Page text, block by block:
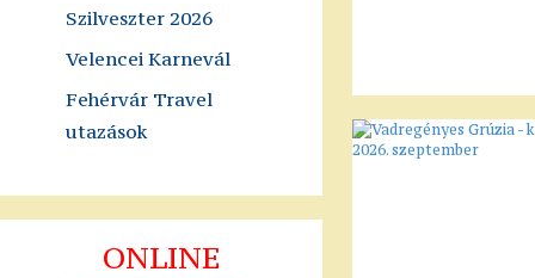
Szilveszter 2026
Velencei Karnevál
Fehérvár Travel
utazások
ONLINE